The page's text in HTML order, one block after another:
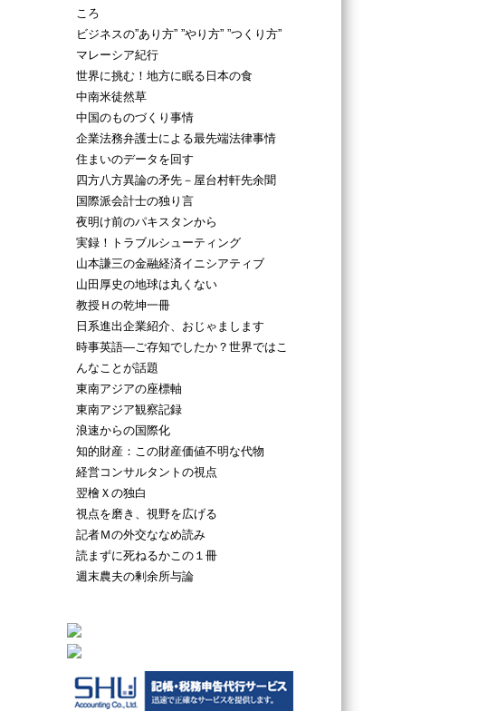
ころ
ビジネスの”あり方” ”やり方” ”つくり方”
マレーシア紀行
世界に挑む！地方に眠る日本の食
中南米徒然草
中国のものづくり事情
企業法務弁護士による最先端法律事情
住まいのデータを回す
四方八方異論の矛先－屋台村軒先余聞
国際派会計士の独り言
夜明け前のパキスタンから
実録！トラブルシューティング
山本謙三の金融経済イニシアティブ
山田厚史の地球は丸くない
教授Ｈの乾坤一冊
日系進出企業紹介、おじゃまします
時事英語―ご存知でしたか？世界ではこ
んなことが話題
東南アジアの座標軸
東南アジア観察記録
浪速からの国際化
知的財産：この財産価値不明な代物
経営コンサルタントの視点
翌檜Ｘの独白
視点を磨き、視野を広げる
記者Ｍの外交ななめ読み
読まずに死ねるかこの１冊
週末農夫の剰余所与論